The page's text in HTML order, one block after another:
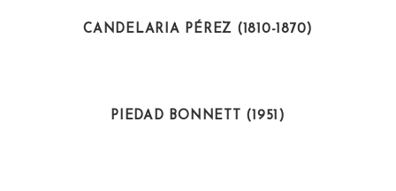
CANDELARIA PÉREZ (1810-1870)
PIEDAD BONNETT (1951)